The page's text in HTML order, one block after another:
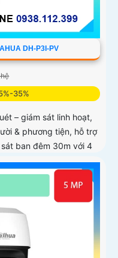
DH-P3I-PV
35%
– giám sát linh hoạt,
& phương tiện, hỗ trợ
ban đêm 30m với 4